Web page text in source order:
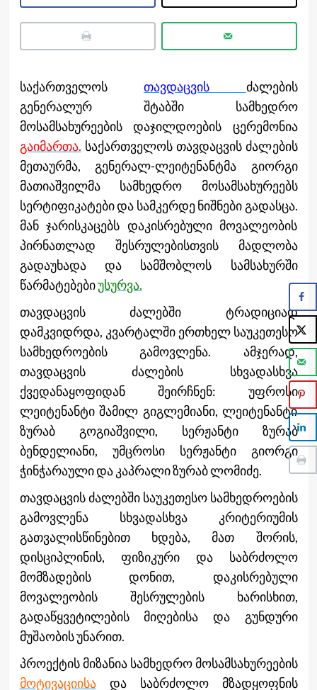
საქართველოს თავდაცვის
ძალების
გენერალურ შტაბში სამხედრო
მოსამსახურეების დაჯილდოების ცერემონია
გაიმართა. საქართველოს თავდაცვის ძალების
მეთაურმა, გენერალ-ლეიტენანტმა გიორგი
მათიაშვილმა სამხედრო მოსამსახურეებს
სერტიფიკატები და სამკერდე ნიშნები გადასცა.
მან ჯარისკაცებს დაკისრებული მოვალეობის
პირნათლად შესრულებისთვის მადლობა
გადაუხადა და სამშობლოს სამსახურში
წარმატებებიუსურვა.
თავდაცვის ძალებში ტრადიციად
დამკვიდრდა, კვარტალში ერთხელ საუკეთესო
სამხედროების გამოვლენა. ამჯერად,
თავდაცვის ძალების სხვადასხვა
ქვედანაყოფიდან შეირჩნენ: უფროსი
ლეიტენანტი შამილ გიგლემიანი, ლეიტენანტი
ზურაბ გოგიაშვილი, სერჟანტი ზურაბ
ბენდელიანი, უმცროსი სერჟანტი გიორგი
ჭინჭარაული და კაპრალი ზურაბ ლომიძე.
თავდაცვის ძალებში საუკეთესო სამხედროების
გამოვლენა სხვადასხვა კრიტერიუმის
გათვალისწინებით ხდება, მათ შორის,
დისციპლინის, ფიზიკური და საბრძოლო
მომზადების დონით, დაკისრებული
მოვალეობის შესრულების ხარისხით,
გადაწყვეტილების მიღებისა და გუნდური
მუშაობის უნარით.
პროექტის მიზანია სამხედრო მოსამსახურეების
მოტივაციისადა საბრძოლო მზადყოფნის